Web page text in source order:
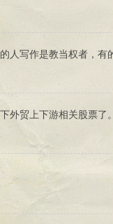
人写作是教当权者，有
外贸上下游相关股票了。